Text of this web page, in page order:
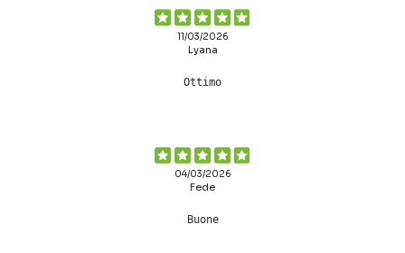
11/03/2026
Lyana
Ottimo
04/03/2026
Fede
Buone